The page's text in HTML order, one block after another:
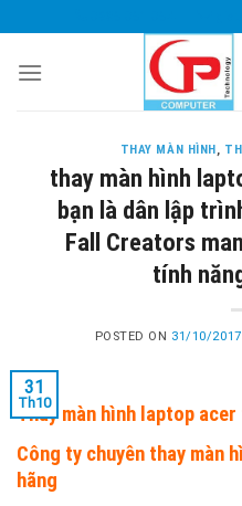
to
content
THAY MÀN HÌNH,
thay màn hình
bạn là dân lập
Fall Creators
tính
POSTED ON 31/10/2017
31
Th10
Thay màn hình laptop
Công ty chuyên thay màn
hãng